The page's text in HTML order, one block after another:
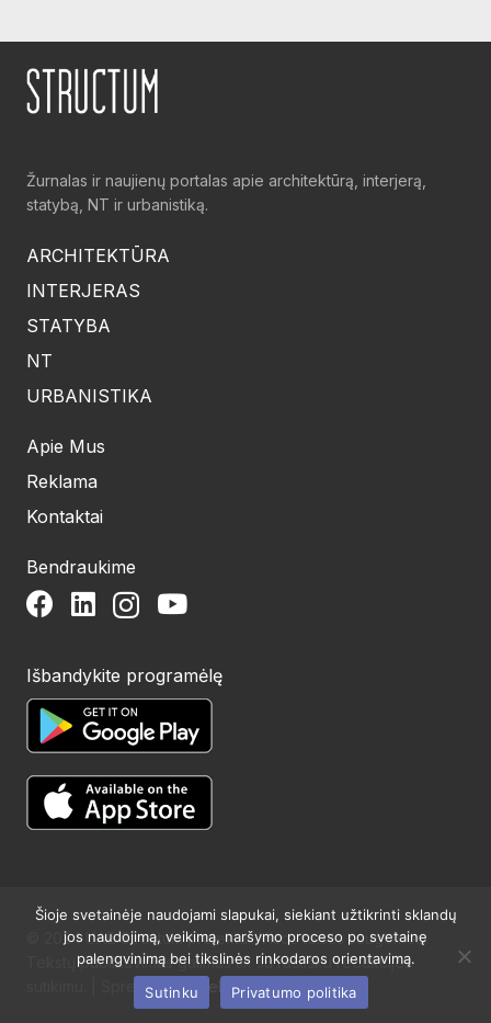
Žurnalas ir naujienų portalas apie architektūrą, interjerą,
statybą, NT ir urbanistiką.
ARCHITEKTŪRA
INTERJERAS
STATYBA
NT
URBANISTIKA
Apie Mus
Reklama
Kontaktai
Bendraukime
Išbandykite programėlę
© 2024 UAB Structum projektai. Visos teisės saugomos.
Tekstų publikavimas galimas tik su raštišku redakcijos
sutikimu. | Sprendimas:Websty
Šioje svetainėje naudojami slapukai, siekiant užtikrinti sklandų
jos naudojimą, veikimą, naršymo proceso po svetainę
palengvinimą bei tikslinės rinkodaros orientavimą.
Sutinku
Privatumo politika